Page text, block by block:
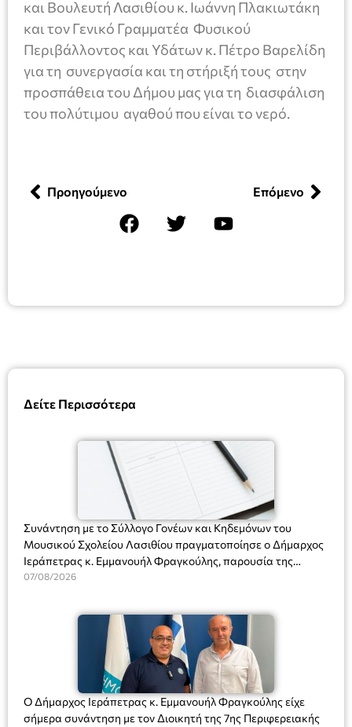
Δείτε Περισσότερα
Συνάντηση με το Σύλλογο Γονέων και Κηδεμόνων του
Μουσικού Σχολείου Λασιθίου πραγματοποίησε ο Δήμαρχος
Ιεράπετρας κ. Εμμανουήλ Φραγκούλης, παρουσία της
Διευθύντριας του σχολείου κας Μαριάννας Χαΐτα.
07/08/2026
Ο Δήμαρχος Ιεράπετρας κ. Εμμανουήλ Φραγκούλης είχε
σήμερα συνάντηση με τον Διοικητή της 7ης Περιφερειακής
και Βουλευτή Λασιθίου κ. Ιωάννη Πλακιωτάκη
και τον Γενικό Γραμματέα Φυσικού
Περιβάλλοντος και Υδάτων κ. Πέτρο Βαρελίδη
για τη συνεργασία και τη στήριξή τους στην
προσπάθεια του Δήμου μας για τη διασφάλιση
του πολύτιμου αγαθού που είναι το νερό.
Προηγούμενο Επόμενο